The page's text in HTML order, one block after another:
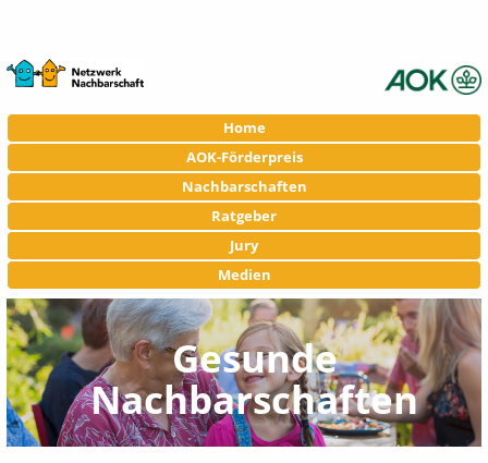
Navigation
überspringen
Home
AOK-Förderpreis
Nachbarschaften
Ratgeber
Jury
Medien
Gesunde
Nachbarschaften